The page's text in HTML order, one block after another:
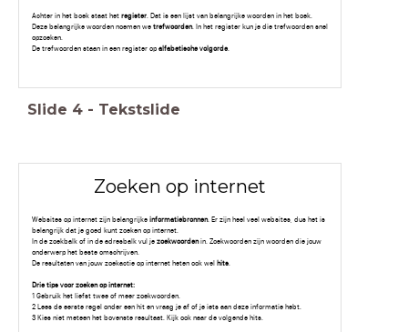
Achter in het boek staat het register. Dat is een lijst van belangrijke woorden in het boek.
Deze belangrijke woorden noemen we trefwoorden. In het register kun je die trefwoorden snel
opzoeken.
De trefwoorden staan in een register op alfabetische volgorde.
Slide 4 - Tekstslide
Zoeken op internet
Websites op internet zijn belangrijke informatiebronnen. Er zijn heel veel websites, dus het is
belangrijk dat je goed kunt zoeken op internet.
In de zoekbalk of in de adresbalk vul je zoekwoordenin. Zoekwoorden zijn woorden die jouw
onderwerp het beste omschrijven.
De resultaten van jouw zoekactie op internet heten ook welhits.
Drie tips voor zoeken op internet:
1 Gebruik het liefst twee of meer zoekwoorden.
2 Lees de eerste regel onder een hit en vraag je af of je iets aan deze informatie hebt.
3 Kies niet meteen het bovenste resultaat. Kijk ook naar de volgende hits.